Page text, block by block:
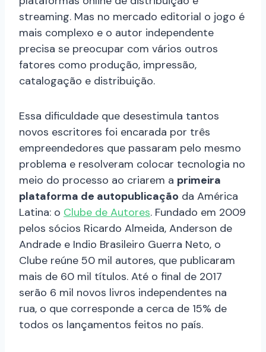
streaming. Mas no mercado editorial o jogo é
mais complexo e o autor independente
precisa se preocupar com vários outros
fatores como produção, impressão,
catalogação e distribuição.
Essa dificuldade que desestimula tantos
novos escritores foi encarada por três
empreendedores que passaram pelo mesmo
problema e resolveram colocar tecnologia no
meio do processo ao criarem a primeira
plataforma de autopublicação da América
Latina: o Clube de Autores. Fundado em 2009
pelos sócios Ricardo Almeida, Anderson de
Andrade e Indio Brasileiro Guerra Neto, o
Clube reúne 50 mil autores, que publicaram
mais de 60 mil títulos. Até o final de 2017
serão 6 mil novos livros independentes na
rua, o que corresponde a cerca de 15% de
todos os lançamentos feitos no país.